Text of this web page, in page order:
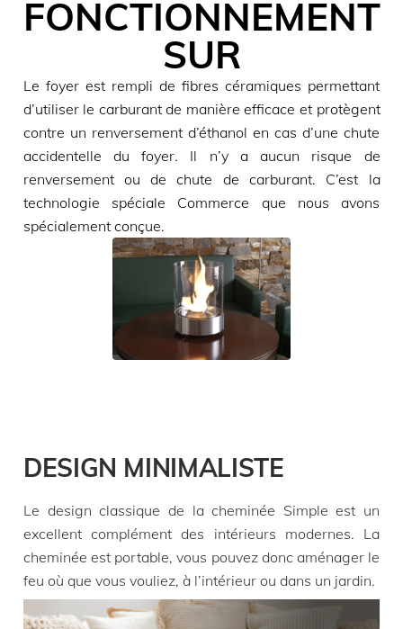
FONCTIONNEMENT
SUR
Le foyer est rempli de fibres céramiques permettant
d’utiliser le carburant de manière efficace et protègent
contre un renversement d’éthanol en cas d’une chute
accidentelle du foyer. Il n’y a aucun risque de
renversement ou de chute de carburant. C’est la
technologie spéciale Commerce que nous avons
spécialement conçue.
DESIGN MINIMALISTE
Le design classique de la cheminée Simple est un
excellent complément des intérieurs modernes. La
cheminée est portable, vous pouvez donc aménager le
feu où que vous vouliez, à l’intérieur ou dans un jardin.